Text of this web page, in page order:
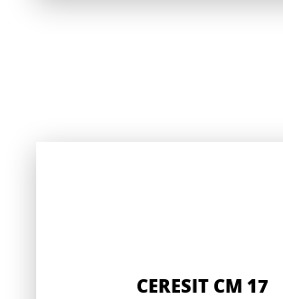
CERESIT CM 17